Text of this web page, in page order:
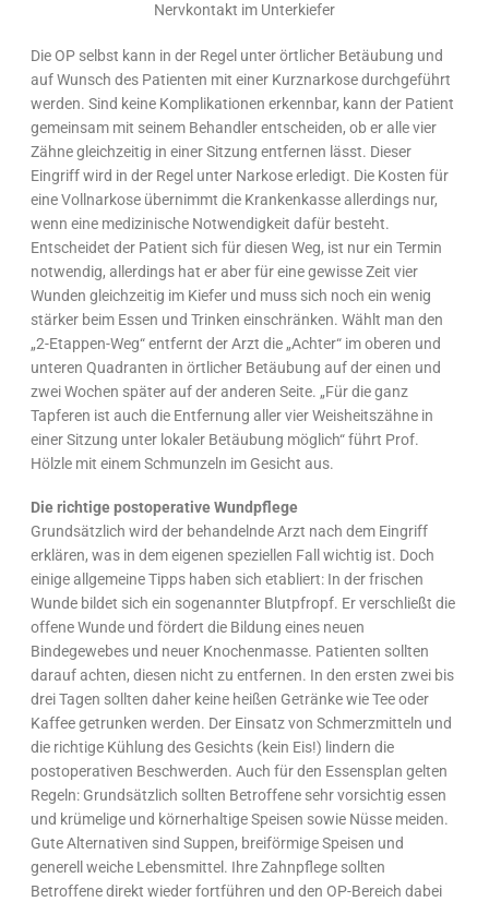
Nervkontakt im Unterkiefer
Die OP selbst kann in der Regel unter örtlicher Betäubung und
auf Wunsch des Patienten mit einer Kurznarkose durchgeführt
werden. Sind keine Komplikationen erkennbar, kann der Patient
gemeinsam mit seinem Behandler entscheiden, ob er alle vier
Zähne gleichzeitig in einer Sitzung entfernen lässt. Dieser
Eingriff wird in der Regel unter Narkose erledigt. Die Kosten für
eine Vollnarkose übernimmt die Krankenkasse allerdings nur,
wenn eine medizinische Notwendigkeit dafür besteht.
Entscheidet der Patient sich für diesen Weg, ist nur ein Termin
notwendig, allerdings hat er aber für eine gewisse Zeit vier
Wunden gleichzeitig im Kiefer und muss sich noch ein wenig
stärker beim Essen und Trinken einschränken. Wählt man den
„2-Etappen-Weg“ entfernt der Arzt die „Achter“ im oberen und
unteren Quadranten in örtlicher Betäubung auf der einen und
zwei Wochen später auf der anderen Seite. „Für die ganz
Tapferen ist auch die Entfernung aller vier Weisheitszähne in
einer Sitzung unter lokaler Betäubung möglich“ führt Prof.
Hölzle mit einem Schmunzeln im Gesicht aus.
Die richtige postoperative Wundpflege
Grundsätzlich wird der behandelnde Arzt nach dem Eingriff
erklären, was in dem eigenen speziellen Fall wichtig ist. Doch
einige allgemeine Tipps haben sich etabliert: In der frischen
Wunde bildet sich ein sogenannter Blutpfropf. Er verschließt die
offene Wunde und fördert die Bildung eines neuen
Bindegewebes und neuer Knochenmasse. Patienten sollten
darauf achten, diesen nicht zu entfernen. In den ersten zwei bis
drei Tagen sollten daher keine heißen Getränke wie Tee oder
Kaffee getrunken werden. Der Einsatz von Schmerzmitteln und
die richtige Kühlung des Gesichts (kein Eis!) lindern die
postoperativen Beschwerden. Auch für den Essensplan gelten
Regeln: Grundsätzlich sollten Betroffene sehr vorsichtig essen
und krümelige und körnerhaltige Speisen sowie Nüsse meiden.
Gute Alternativen sind Suppen, breiförmige Speisen und
generell weiche Lebensmittel. Ihre Zahnpflege sollten
Betroffene direkt wieder fortführen und den OP-Bereich dabei